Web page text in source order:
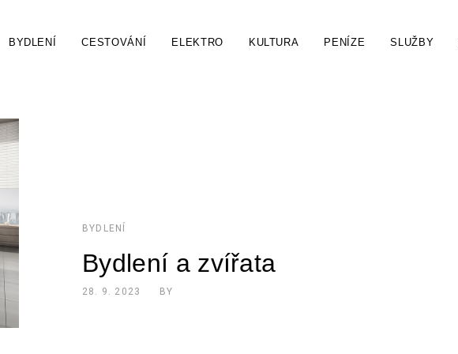
BYDLENÍ CESTOVÁNÍ ELEKTRO KULTURA PENÍZE SLUŽBY
BYDLENÍ
Bydlení a zvířata
28. 9. 2023 BY